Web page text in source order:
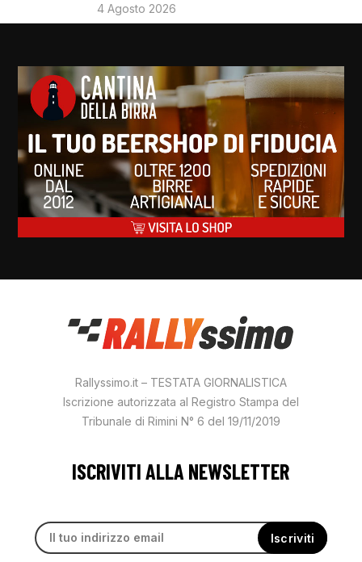
4 Agosto 2026
Rallyssimo.it – TESTATA GIORNALISTICA
Iscrizione autorizzata al Registro Stampa del
Tribunale di Rimini N° 6 del 19/11/2019
ISCRIVITI ALLA NEWSLETTER